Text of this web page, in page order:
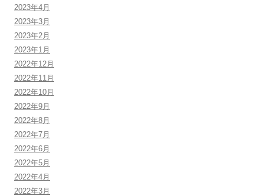
2023年4月
2023年3月
2023年2月
2023年1月
2022年12月
2022年11月
2022年10月
2022年9月
2022年8月
2022年7月
2022年6月
2022年5月
2022年4月
2022年3月